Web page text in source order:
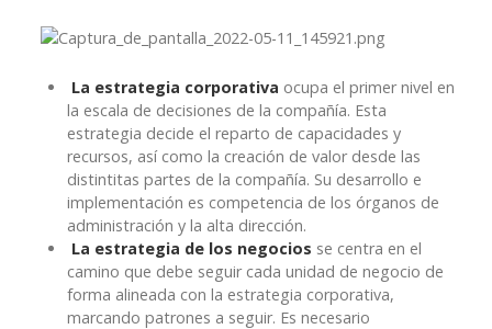
La estrategia corporativa ocupa el primer nivel en
la escala de decisiones de la compañía. Esta
estrategia decide el reparto de capacidades y
recursos, así como la creación de valor desde las
distintitas partes de la compañía. Su desarrollo e
implementación es competencia de los órganos de
administración y la alta dirección.
La estrategia de los negocios se centra en el
camino que debe seguir cada unidad de negocio de
forma alineada con la estrategia corporativa,
marcando patrones a seguir. Es necesario